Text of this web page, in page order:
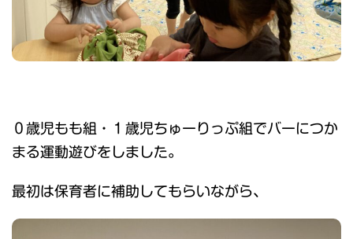
０歳児もも組・１歳児ちゅーりっぷ組でバーにつか
まる運動遊びをしました。
最初は保育者に補助してもらいながら、